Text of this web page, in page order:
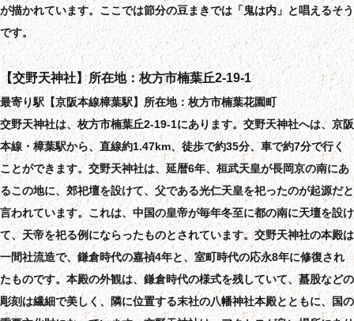
が描かれています。ここでは節分の豆まきでは「鬼は内」と唱えるそう
です。
【交野天神社】所在地：枚方市楠葉丘2-19-1
最寄り駅【京阪本線樟葉駅】所在地：枚方市楠葉花園町
交野天神社は、枚方市楠葉丘2-19-1にあります。交野天神社へは、京阪
本線・樟葉駅から、直線約1.47km、徒歩で約35分、車で約7分で行く
ことができます。交野天神社は、延暦6年、桓武天皇が長岡京の南にあ
るこの地に、郊祀壇を設けて、父である光仁天皇を祀ったのが起源だと
言われています。これは、中国の皇帝が毎年冬至に都の南に天壇を設け
て、天帝を祀る例にならったものとされています。交野天神社の本殿は
一間社流造で、鎌倉時代の嘉禎4年と、室町時代の応永8年に修復され
たものです。本殿の外観は、鎌倉時代の様式を残していて、蟇股などの
彫刻は繊細で美しく、隣に位置する末社の八幡神社本殿とともに、国の